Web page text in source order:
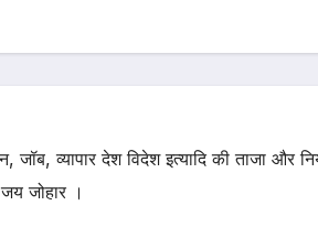
व्यापार देश विदेश इत्यादि की ताजा और
जोहार ।